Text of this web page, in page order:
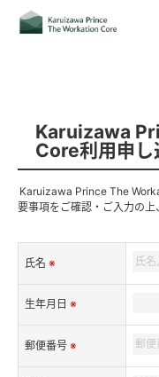
Karuizawa
Core利用申し
Karuizawa Prince The
要事項をご確認・ご入力の
氏名 ※
生年月日 ※
郵便番号 ※